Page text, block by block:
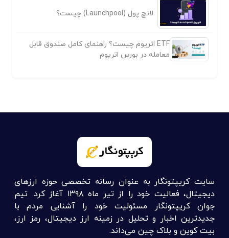
لانچ پول (Launchpool) چیست؟
ETF اتریوم چیست؟ راهنمای کامل صندوق قابل
معامله در بورس اتریوم
سایت کریپتونگار به عنوان رسانه تخصصی حوزه ارزهای
دیجیتال، فعالیت خود را از تیر ماه ۱۳۹۸ آغاز کرد. تیم
جوان کریپتونگار مسئولیت خود را آشنایی مردم با
جدیدترین اخبار و تحلیل در زمینه ارز دیجیتال، رمز ارز،
بیت کوین و بلاک چین می‌داند.